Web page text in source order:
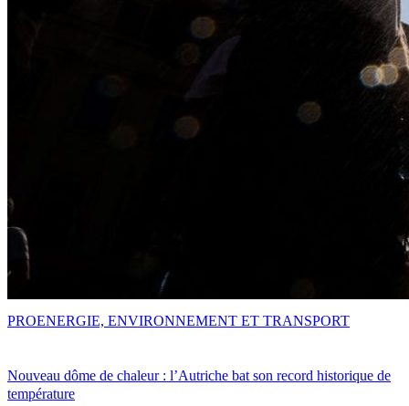
Nouveau dôme de chaleur : l’Autriche bat son record historique de
température
PROENERGIE, ENVIRONNEMENT ET TRANSPORT